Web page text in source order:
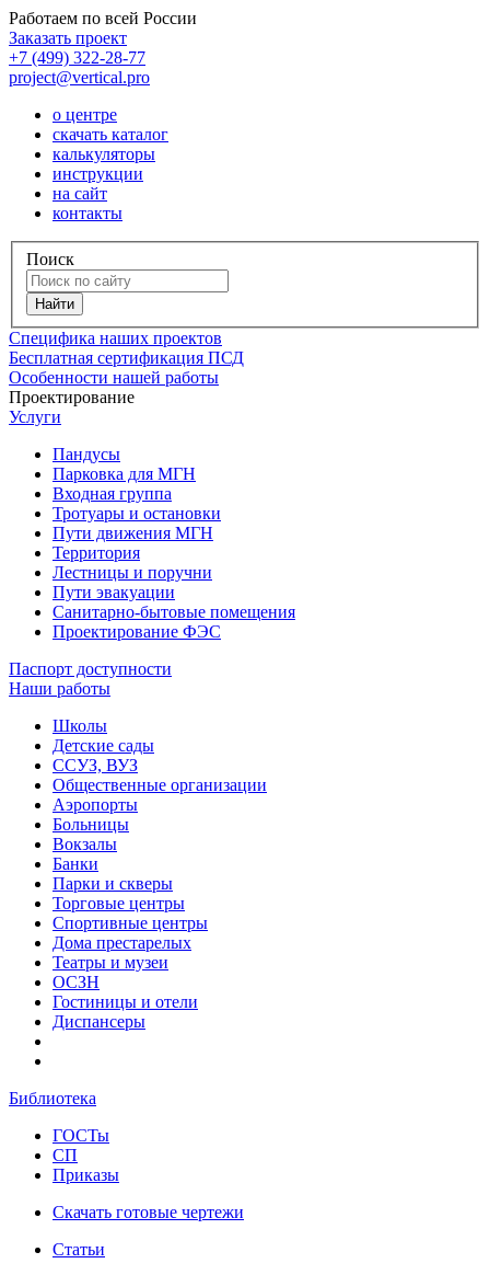
Работаем по всей России
Заказать проект
+7 (499) 322-28-77
project@vertical.pro
о центре
скачать каталог
калькуляторы
инструкции
на сайт
контакты
Поиск
Специфика наших проектов
Бесплатная сертификация ПСД
Особенности нашей работы
Проектирование
Услуги
Пандусы
Парковка для МГН
Входная группа
Тротуары и остановки
Пути движения МГН
Территория
Лестницы и поручни
Пути эвакуации
Санитарно-бытовые помещения
Проектирование ФЭС
Паспорт доступности
Наши работы
Школы
Детские сады
ССУЗ, ВУЗ
Общественные организации
Аэропорты
Больницы
Вокзалы
Банки
Парки и скверы
Торговые центры
Спортивные центры
Дома престарелых
Театры и музеи
ОСЗН
Гостиницы и отели
Диспансеры
Библиотека
ГОСТы
СП
Приказы
Скачать готовые чертежи
Статьи